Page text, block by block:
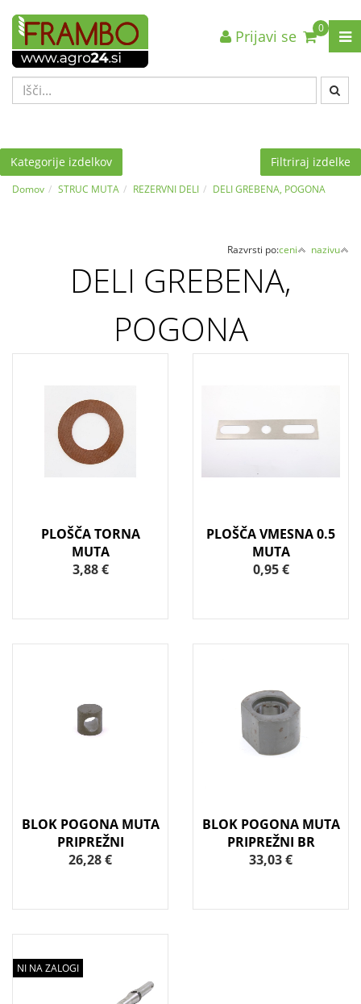
Nazaj en nivo
VRSTA 1
VRSTA 3
Nazaj en nivo
VRSTA 1
VRSTA 3
Nazaj en nivo
VRSTA 1
VRSTA 3
0
Prijavi se
Kategorije izdelkov Filtriraj izdelke
Domov STRUC MUTA REZERVNI DELI DELI GREBENA, POGONA
Razvrsti po:ceni nazivu
DELI GREBENA,
POGONA
PLOŠČA TORNA
MUTA
3,88 €
PLOŠČA VMESNA 0.5
MUTA
0,95 €
BLOK POGONA MUTA
PRIPREŽNI
26,28 €
BLOK POGONA MUTA
PRIPREŽNI BR
33,03 €
NI NA ZALOGI